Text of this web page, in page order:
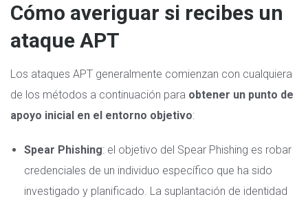
Cómo averiguar si recibes un
ataque APT
Los ataques APT generalmente comienzan con cualquiera
de los métodos a continuación para obtener un punto de
apoyo inicial en el entorno objetivo:
Spear Phishing: el objetivo del Spear Phishing es robar
credenciales de un individuo específico que ha sido
investigado y planificado. La suplantación de identidad